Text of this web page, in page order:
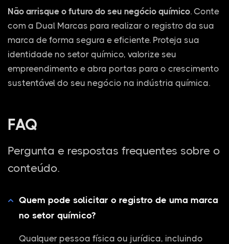
Não arrisque o futuro do seu negócio químico. Conte
com a Dual Marcas para realizar o registro da sua
marca de forma segura e eficiente. Proteja sua
identidade no setor químico, valorize seu
empreendimento e abra portas para o crescimento
sustentável do seu negócio na indústria química.
FAQ
Pergunta e respostas frequentes sobre o
conteúdo.
Quem pode solicitar o registro de uma marca
no setor químico?
Qualquer pessoa física ou jurídica, incluindo